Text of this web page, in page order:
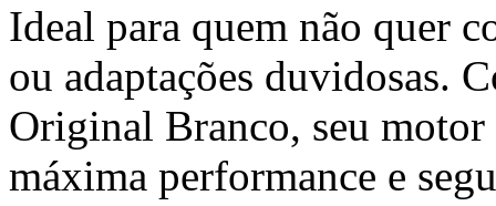
Ideal para quem não quer
ou adaptações duvidosas.
Original Branco, seu
máxima performance e